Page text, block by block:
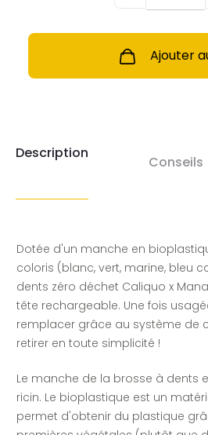
dents
déchet
Ajouter
Description
Conseils
Dotée d'un manche en
coloris (blanc, vert, marine, bleu
dents zéro déchet Caliquo x
tête rechargeable. Une fois
remplacer grâce au système de
retirer en toute simplicité !
Le manche de la brosse à dents
ricin. Le bioplastique est un
permet d'obtenir du plastique